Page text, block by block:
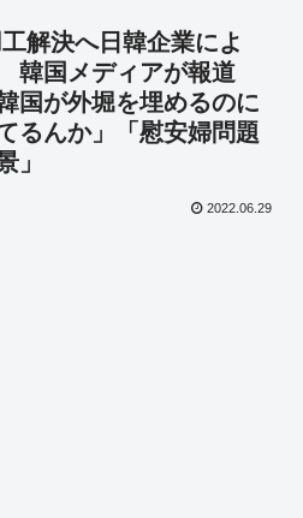
解決へ日韓企業によ
韓国メディアが報道
国が外堀を埋めるのに
るんか」「慰安婦問題
」
2022.06.29